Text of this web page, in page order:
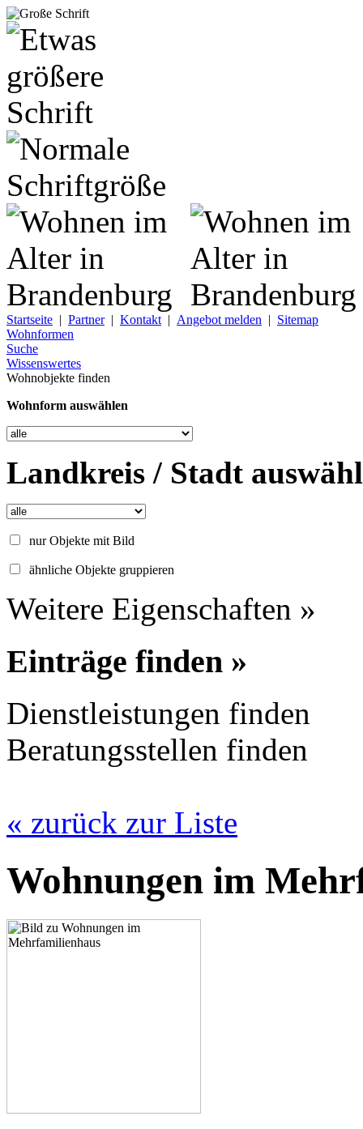
Startseite | Partner| Kontakt | Angebot melden | Sitemap
Wohnformen
Suche
Wissenswertes
Wohnobjekte finden
Wohnform auswählen
Landkreis / Stadt
nur Objekte mit Bild
ähnliche Objekte gruppieren
Weitere Eigenschaften »
Einträge finden »
Dienstleistungen finden
Beratungsstellen finden
« zurück zur Liste
Wohnungen im